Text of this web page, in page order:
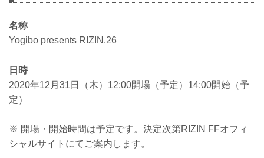
名称
Yogibo presents RIZIN.26
日時
2020年12月31日（木）12:00開場（予定）14:00開始（予
定）
※ 開場・開始時間は予定です。決定次第RIZIN FFオフィ
シャルサイトにてご案内します。